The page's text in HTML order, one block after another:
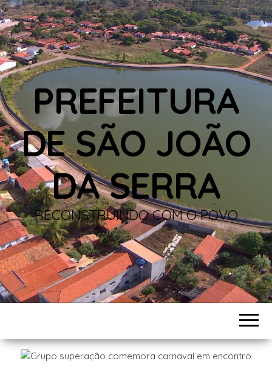
PREFEITURA
DE SÃO JOÃO
DA SERRA
RECONSTRUINDO COM O POVO